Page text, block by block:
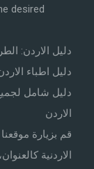
desired
دليل الاردن:
دليل اطباء
دليل شامل
الاردن
قم بزيارة
الاردنية